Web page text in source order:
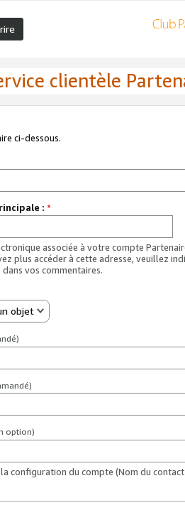
clientèle
ci-dessous.
: *
associée à votre compte
plus accéder à cette adresse, veuillez
vos commentaires.
objet
option)
configuration du compte (Nom du